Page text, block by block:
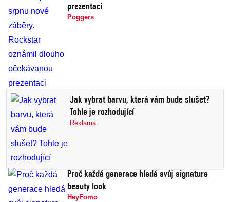
prezentaci
Poggers
Jak vybrat barvu, která vám bude slušet?
Tohle je rozhodující
Reklama
Proč každá generace hledá svůj signature
beauty look
HeyFomo